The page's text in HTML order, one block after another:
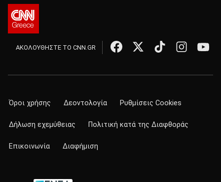
ΑΚΟΛΟΥΘΗΣΤΕ ΤΟ CNN.GR
Όροι χρήσης Δεοντολογία Ρυθμίσεις Cookies
Δήλωση εχεμύθειας Πολιτική κατά της Διαφθοράς
Επικοινωνία Διαφήμιση